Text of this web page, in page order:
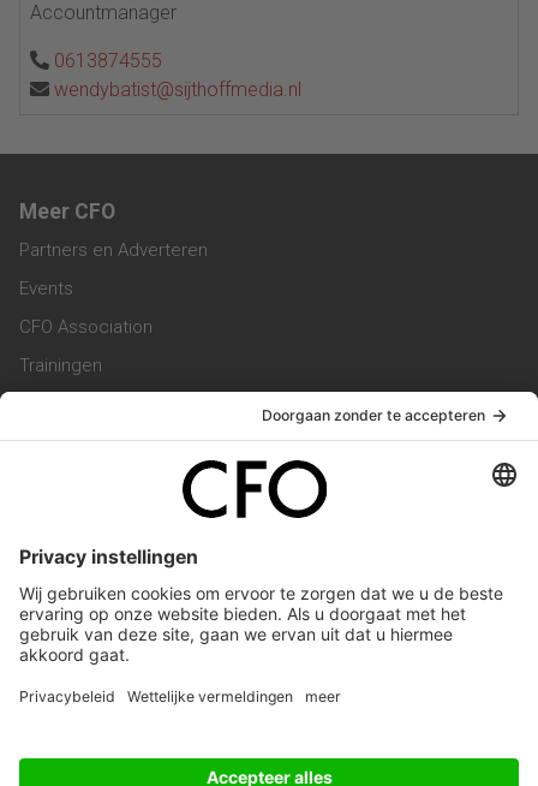
Accountmanager
0613874555
wendybatist@sijthoffmedia.nl
Meer CFO
Partners en Adverteren
Events
CFO Association
Trainingen
Vacatures
Service & Contact
Werken bij ons
Privacy Statement
Algemene Voorwaarden